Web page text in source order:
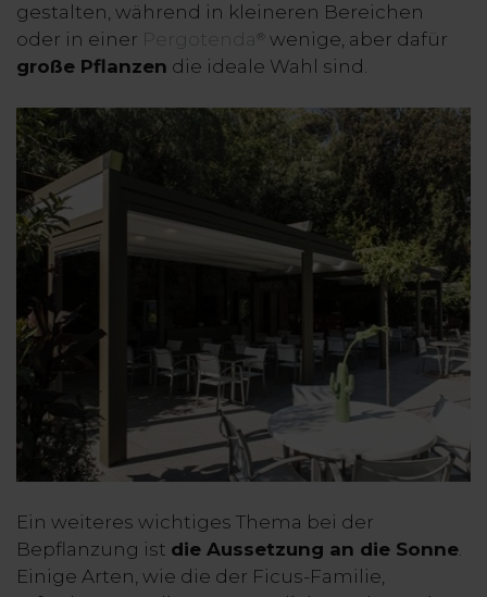
gestalten, während in kleineren Bereichen
oder in einer Pergotenda ® wenige, aber dafür
große Pflanzen die ideale Wahl sind.
Ein weiteres wichtiges Thema bei der
Bepflanzung ist die Aussetzung an die Sonne.
Einige Arten, wie die der Ficus-Familie,